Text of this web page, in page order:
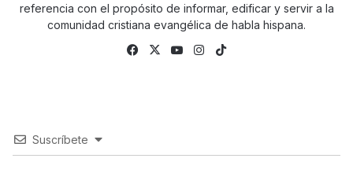
referencia con el propósito de informar, edificar y servir a la
comunidad cristiana evangélica de habla hispana.
Facebook
X YouTubeInstagram
Suscríbete